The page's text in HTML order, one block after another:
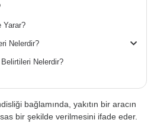
Yarar?
Nelerdir?
Nelerdir?
bağlamında, yakıtın bir aracın
bir şekilde verilmesini ifade eder.